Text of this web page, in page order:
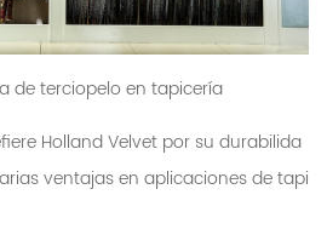
de terciopelo en tapicería
Holland Velvet por su durabilida
ventajas en aplicaciones de tapi